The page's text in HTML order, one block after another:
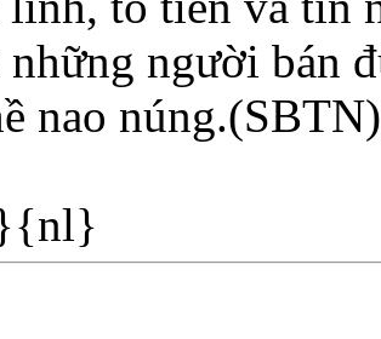
người bán
nao núng.(SBTN)